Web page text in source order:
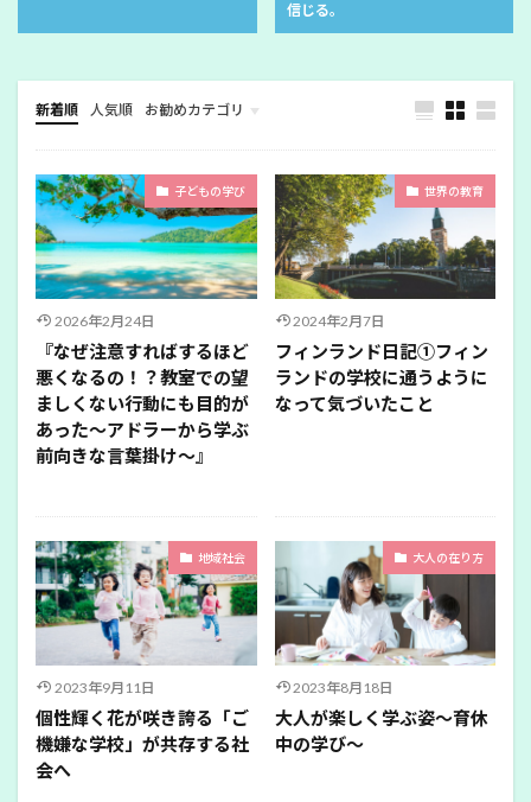
信じる。
新着順 人気順 お勧めカテゴリ
幼児教育
子どもの学び
2026年2月24日
『なぜ注意すればするほど
悪くなるの！？教室での望
ましくない行動にも目的が
あった〜アドラーから学ぶ
前向きな言葉掛け〜』
世界の教育
2024年2月7日
フィンランド日記①フィン
ランドの学校に通うように
なって気づいたこと
地域社会
2023年9月11日
個性輝く花が咲き誇る「ご
機嫌な学校」が共存する社
会へ
大人の在り方
2023年8月18日
大人が楽しく学ぶ姿～育休
中の学び～